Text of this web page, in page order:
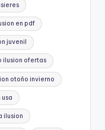
en pdf
juvenil
ilusion ofertas
otoño invierno
ilusion